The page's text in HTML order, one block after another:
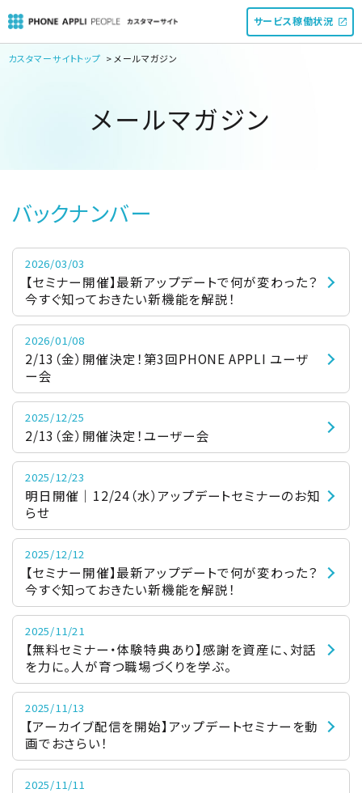
サービス稼働状況
カスタマーサイトトップ メールマガジン
メールマガジン
バックナンバー
2026/03/03
【セミナー開催】最新アップデートで何が変わった？
今すぐ知っておきたい新機能を解説！
2026/01/08
2/13（金）開催決定！第3回PHONE APPLI ユーザ
ー会
2025/12/25
2/13（金）開催決定！ユーザー会
2025/12/23
明日開催｜12/24（水）アップデートセミナーのお知
らせ
2025/12/12
【セミナー開催】最新アップデートで何が変わった？
今すぐ知っておきたい新機能を解説！
2025/11/21
【無料セミナー・体験特典あり】感謝を資産に、対話
を力に。人が育つ職場づくりを学ぶ。
2025/11/13
【アーカイブ配信を開始】アップデートセミナーを動
画でおさらい！
2025/11/11